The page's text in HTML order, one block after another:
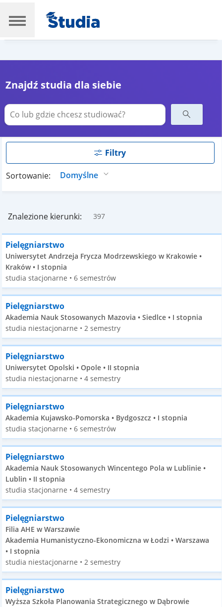
Znajdź studia dla siebie
Filtry
Sortowanie:
Znalezione kierunki: 397
Pielęgniarstwo
Uniwersytet Andrzeja Frycza Modrzewskiego w Krakowie •
Kraków • I stopnia
studia stacjonarne • 6 semestrów
Pielęgniarstwo
Akademia Nauk Stosowanych Mazovia • Siedlce • I stopnia
studia niestacjonarne • 2 semestry
Pielęgniarstwo
Uniwersytet Opolski • Opole • II stopnia
studia niestacjonarne • 4 semestry
Pielęgniarstwo
Akademia Kujawsko-Pomorska • Bydgoszcz • I stopnia
studia stacjonarne • 6 semestrów
Pielęgniarstwo
Akademia Nauk Stosowanych Wincentego Pola w Lublinie •
Lublin • II stopnia
studia stacjonarne • 4 semestry
Pielęgniarstwo
Filia AHE w Warszawie
Akademia Humanistyczno-Ekonomiczna w Łodzi • Warszawa
• I stopnia
studia niestacjonarne • 2 semestry
Pielęgniarstwo
Wyższa Szkoła Planowania Strategicznego w Dąbrowie